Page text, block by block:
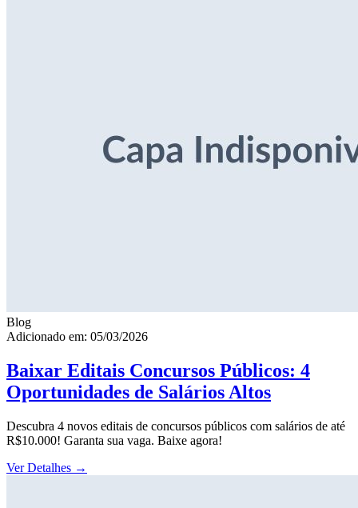
Blog
Adicionado em: 05/03/2026
Baixar Editais Concursos Públicos: 4
Oportunidades de Salários Altos
Descubra 4 novos editais de concursos públicos com salários de até
R$10.000! Garanta sua vaga. Baixe agora!
Ver Detalhes →